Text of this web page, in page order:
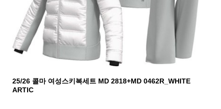
25/26 콜마 여성스키복세트 MD 2818+MD 0462R_WHITE
ARTIC